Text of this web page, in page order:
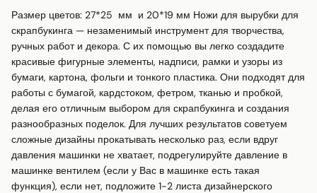
Размер цветов: 27*25  мм  и 20*19 мм Ножи для вырубки для
скрапбукинга — незаменимый инструмент для творчества,
ручных работ и декора. С их помощью вы легко создадите
красивые фигурные элементы, надписи, рамки и узоры из
бумаги, картона, фольги и тонкого пластика. Они подходят для
работы с бумагой, кардстоком, фетром, тканью и пробкой,
делая его отличным выбором для скрапбукинга и создания
разнообразных поделок. Для лучших результатов советуем
сложные дизайны прокатывать несколько раз, если вдруг
давления машинки не хватает, подрегулируйте давление в
машинке вентилем (если у Вас в машинке есть такая
функция), если нет, подложите 1-2 листа дизайнерского